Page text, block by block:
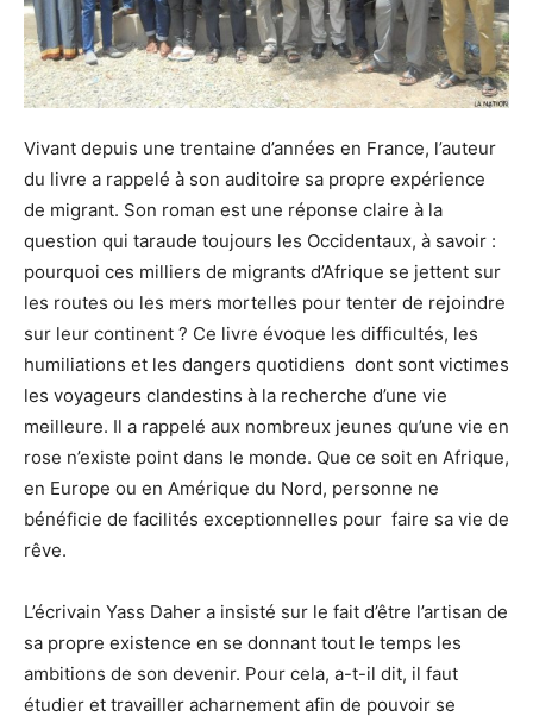
Vivant depuis une trentaine d’années en France, l’auteur
du livre a rappelé à son auditoire sa propre expérience
de migrant. Son roman est une réponse claire à la
question qui taraude toujours les Occidentaux, à savoir :
pourquoi ces milliers de migrants d’Afrique se jettent sur
les routes ou les mers mortelles pour tenter de rejoindre
sur leur continent ? Ce livre évoque les difficultés, les
humiliations et les dangers quotidiens dont sont victimes
les voyageurs clandestins à la recherche d’une vie
meilleure. Il a rappelé aux nombreux jeunes qu’une vie en
rose n’existe point dans le monde. Que ce soit en Afrique,
en Europe ou en Amérique du Nord, personne ne
bénéficie de facilités exceptionnelles pour faire sa vie de
rêve.
L’écrivain Yass Daher a insisté sur le fait d’être l’artisan de
sa propre existence en se donnant tout le temps les
ambitions de son devenir. Pour cela, a-t-il dit, il faut
étudier et travailler acharnement afin de pouvoir se